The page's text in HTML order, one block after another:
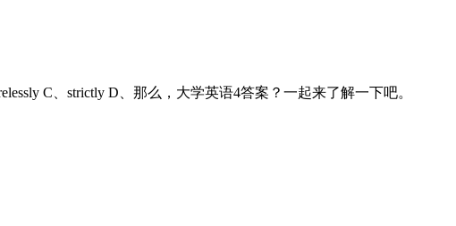
C、strictly D、那么，大学英语4答案？一起来了解一下吧。